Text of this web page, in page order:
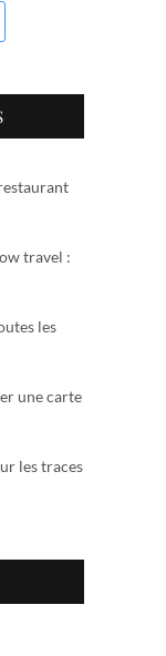
travel :
les
une carte
les traces